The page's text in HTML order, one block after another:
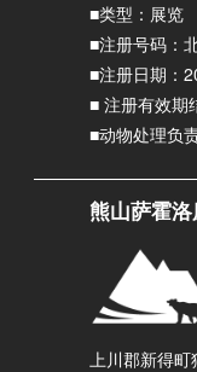
■类型：展览
■注册号码：
■注册日期：
■ 注册有效期
■动物处理负
熊山萨霍
上川郡新得